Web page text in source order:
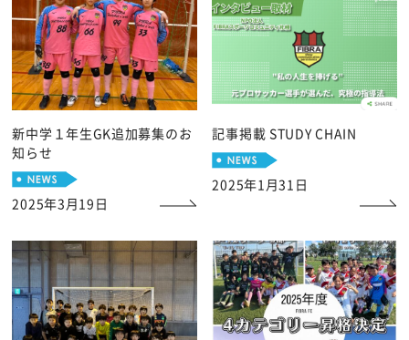
新中学１年生GK追加募集のお
知らせ
2025年3月19日
記事掲載 STUDY CHAIN
2025年1月31日